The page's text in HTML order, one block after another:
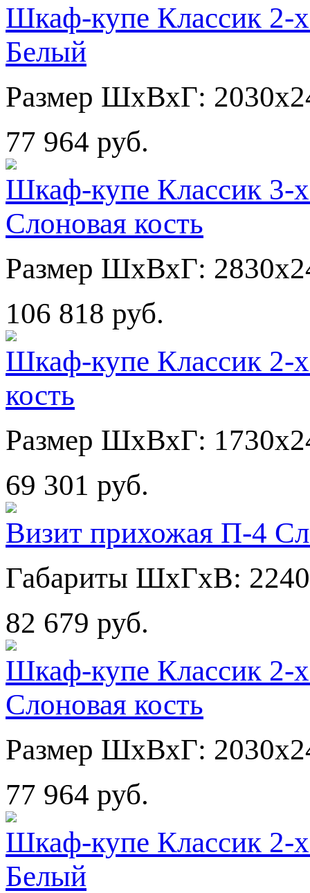
Шкаф-купе Классик 2-
Белый
Размер ШхВхГ:
77 964 руб.
Шкаф-купе Классик 3-
Слоновая кость
Размер ШхВхГ:
106 818 руб.
Шкаф-купе Классик 2-
кость
Размер ШхВхГ:
69 301 руб.
Визит прихожая П-4
Габариты ШхГхВ:
82 679 руб.
Шкаф-купе Классик 2-
Слоновая кость
Размер ШхВхГ:
77 964 руб.
Шкаф-купе Классик 2-
Белый